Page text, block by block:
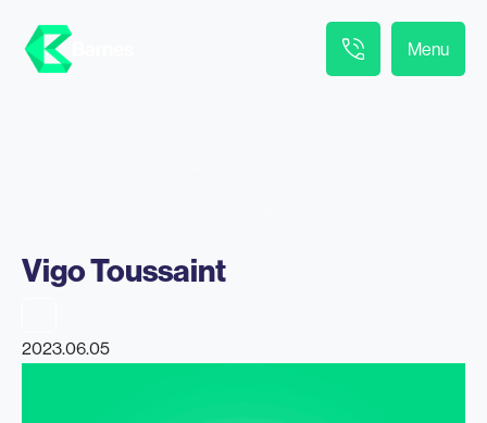
Menu
Vigo Toussaint
2023.06.05